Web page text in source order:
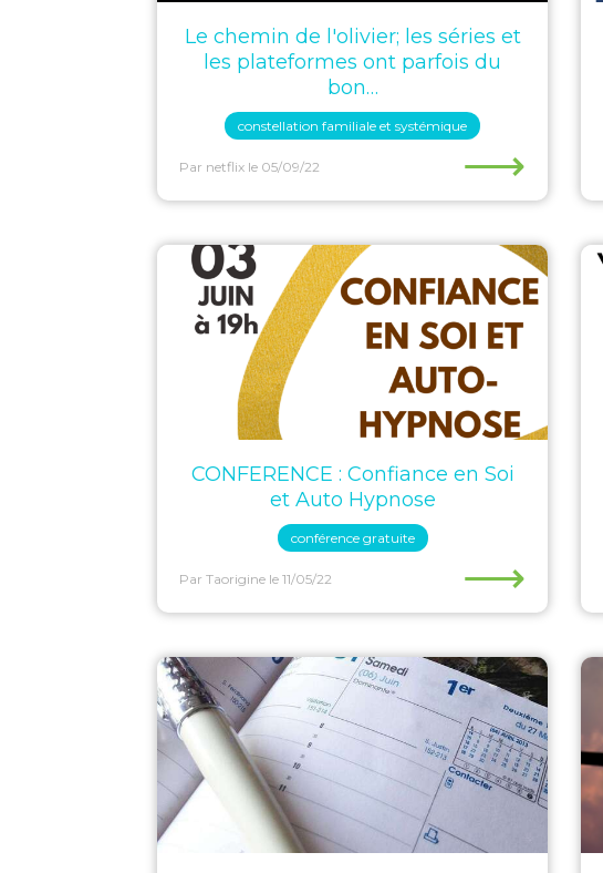
Le chemin de l'olivier; les séries et
les plateformes ont parfois du
bon…
constellation familiale et systémique
Par netflix le 05/09/22 ⟶
CONFERENCE : Confiance en Soi
et Auto Hypnose
conférence gratuite
Par Taorigine le 11/05/22 ⟶